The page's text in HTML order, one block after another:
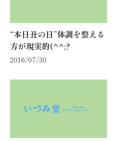
“本日丑の日”体調を整える
方が現実的(^^;?
2016/07/30